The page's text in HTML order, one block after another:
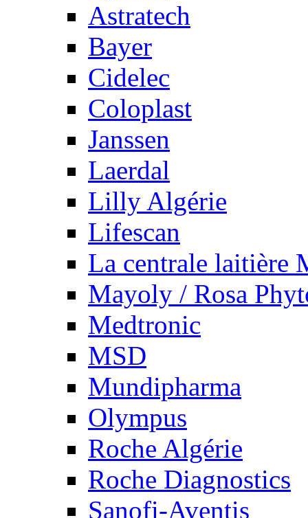
Astratech
Bayer
Cidelec
Coloplast
Janssen
Laerdal
Lilly Algérie
Lifescan
La centrale laitière
Mayoly / Rosa
Medtronic
MSD
Mundipharma
Olympus
Roche Algérie
Roche Diagnostics
Sanofi-Aventis